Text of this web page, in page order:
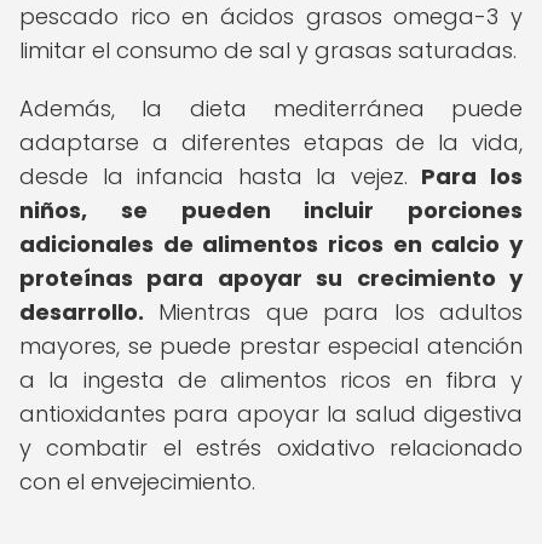
pescado rico en ácidos grasos omega-3 y
limitar el consumo de sal y grasas saturadas.
Además, la dieta mediterránea puede
adaptarse a diferentes etapas de la vida,
desde la infancia hasta la vejez. Para los
niños, se pueden incluir porciones
adicionales de alimentos ricos en calcio y
proteínas para apoyar su crecimiento y
desarrollo. Mientras que para los adultos
mayores, se puede prestar especial atención
a la ingesta de alimentos ricos en fibra y
antioxidantes para apoyar la salud digestiva
y combatir el estrés oxidativo relacionado
con el envejecimiento.